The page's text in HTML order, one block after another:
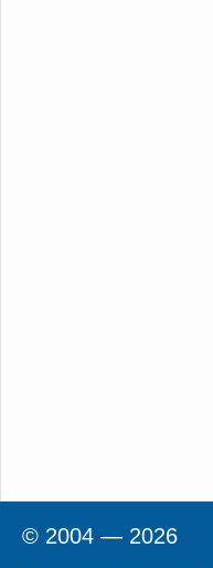
© 2004 — 2026